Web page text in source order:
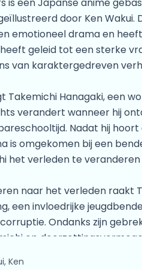
door Ken Wakui.
emotioneel drama en
geleid tot een sterke
van karaktergedreven
Takemichi Hanagaki, een
verandert wanneer hij
Nadat hij
is omgekomen bij een
het verleden te
naar het verleden raakt
een invloedrijke
Ondanks zijn
op
Ken